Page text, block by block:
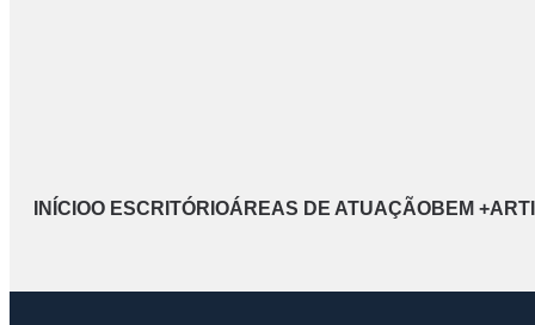
INÍCIOO ESCRITÓRIOÁREAS DE ATUAÇÃOBEM +